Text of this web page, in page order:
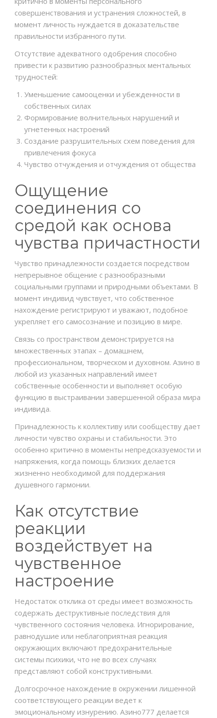
совершенствования и устранения сложностей, в
момент личность нуждается в доказательстве
правильности избранного пути.
Отсутствие адекватного одобрения способно
привести к развитию разнообразных ментальных
трудностей:
Уменьшение самооценки и убежденности в
собственных силах
Формирование волнительных нарушений и
угнетенных настроений
Создание разрушительных схем поведения для
привлечения фокуса
Чувство отчуждения и отчуждения от общества
Ощущение
соединения со
средой как основа
чувства причастности
Чувство принадлежности создается посредством
непрерывное общение с разнообразными
социальными группами и природными объектами. В
момент индивид чувствует, что собственное
нахождение регистрируют и уважают, подобное
укрепляет его самосознание и позицию в мире.
Связь со пространством демонстрируется на
множественных этапах – домашнем,
профессиональном, творческом и духовном. Азино в
любой из указанных направлений имеет
собственные особенности и выполняет особую
функцию в выстраивании завершенной образа мира
индивида.
Принадлежность к коллективу или сообществу дает
личности чувство охраны и стабильности. Это
особенно критично в моменты непредсказуемости и
напряжения, когда помощь близких делается
жизненно необходимой для поддержания
душевного гармонии.
Как отсутствие
реакции
воздействует на
чувственное
настроение
Недостаток отклика от среды имеет возможность
содержать деструктивные последствия для
чувственного состояния человека. Игнорирование,
равнодушие или неблагоприятная реакция
окружающих включают предохранительные
системы психики, что не во всех случаях
представляют собой конструктивными.
Долгосрочное нахождение в окружении лишенной
соответствующего реакции ведет к
эмоциональному изнурению. Азино777 делается